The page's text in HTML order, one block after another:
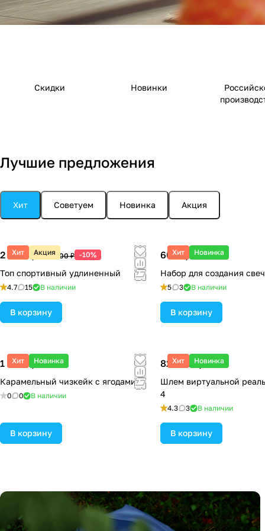
Скидки Новинки
Лучшие предложения
Хит Советуем Новинка Акция
Хит Акция
2 250 ₽/шт2 500 ₽ -10%
Топ спортивный удлиненный
4.7 15 В наличии
В корзину
Хит Новинка
600 ₽/ шт
Набор для создания
5 3 В наличии
В корзину
Хит Новинка
1 500 ₽/кг
Карамельный чизкейк с ягодами
0 0 В наличии
В корзину
Хит Новинка
82 000 ₽/шт
Шлем виртуальной
4
4.3 3 В наличии
В корзину